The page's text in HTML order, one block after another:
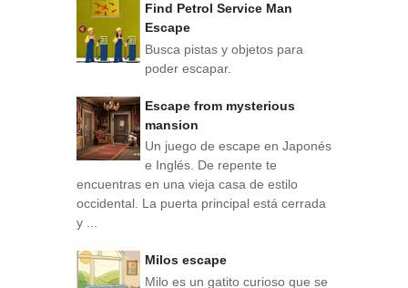
Find Petrol Service Man
Escape
Busca pistas y objetos para
poder escapar.
Escape from mysterious
mansion
Un juego de escape en Japonés
e Inglés. De repente te
encuentras en una vieja casa de estilo
occidental. La puerta principal está cerrada
y ...
Milos escape
Milo es un gatito curioso que se